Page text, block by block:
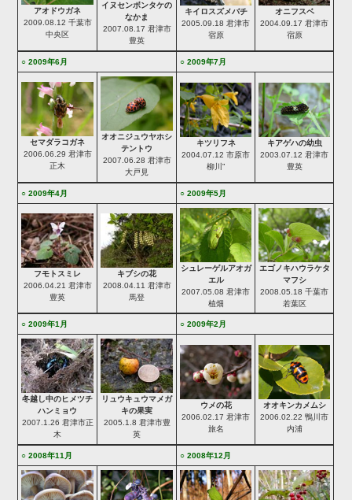
アオドウガネ
2009.08.12 千葉市
中央区
イヌセンボンタケの
なかま
2007.08.17 君津市
豊英
キイロスズメバチ
2005.09.18 君津市
宿原
オニフスベ
2004.09.17 君津市
宿原
○ 2009年6月 ○ 2009年7月
セマダラコガネ
2006.06.29 君津市
正木
オオニジュウヤホシ
テントウ
2007.06.28 君津市
大戸見
キツリフネ
2004.07.12 市原市
柳川”
キアゲハの幼虫
2003.07.12 君津市
豊英
○ 2009年4月 ○ 2009年5月
フモトスミレ
2006.04.21 君津市
豊英
キブシの花
2008.04.11 君津市
馬登
シュレーゲルアオガ
エル
2007.05.08 君津市
植畑
エゴノキハウラケタ
マフシ
2008.05.18 千葉市
若葉区
○ 2009年1月 ○ 2009年2月
冬越し中のヒメツチ
ハンミョウ
2007.1.26 君津市正
木
リュウキュウマメガ
キの果実
2005.1.8 君津市豊
英
ウメの花
2006.02.17 君津市
旅名
オオキンカメムシ
2006.02.22 鴨川市
内浦
○ 2008年11月 ○ 2008年12月